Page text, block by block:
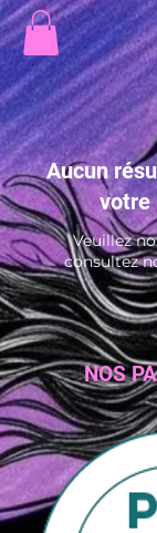
Aucun
votre
Veuillez
consultez
NOS